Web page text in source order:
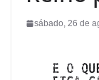
sábado, 26 de